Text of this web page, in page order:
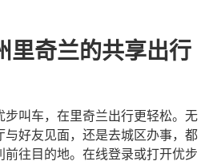
里奇兰的共享出行
步叫车，在里奇兰出行更轻松。无
与好友见面，还是去城区办事，都
前往目的地。在线登录或打开优步